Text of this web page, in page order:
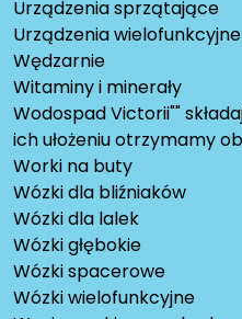
Urządzenia sprzątające
Urządzenia
Wędzarnie
Witaminy i minerały
Wodospad Victorii""
ich ułożeniu otrzymamy
Worki na buty
Wózki dla bliźniaków
Wózki dla lalek
Wózki głębokie
Wózki spacerowe
Wózki wielofunkcyjne